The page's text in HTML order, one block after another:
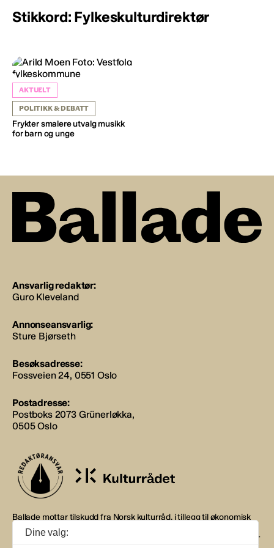
Stikkord: Fylkeskulturdirektør
AKTUELT
POLITIKK & DEBATT
Frykter smalere utvalg musikk
for barn og unge
Ansvarlig redaktør:
Guro Kleveland
Annonseansvarlig:
Sture Bjørseth
Besøksadresse:
Fossveien 24, 0551 Oslo
Postadresse:
Postboks 2073 Grünerløkka,
0505 Oslo
Ballade mottar tilskudd fra Norsk kulturråd, i tillegg til økonomisk
støtte fra eierne NOPA, Norsk komponistforening og
Musikkforleggerne. Ballade drives etter Redaktør- og Vær Varsom-
Dine valg: